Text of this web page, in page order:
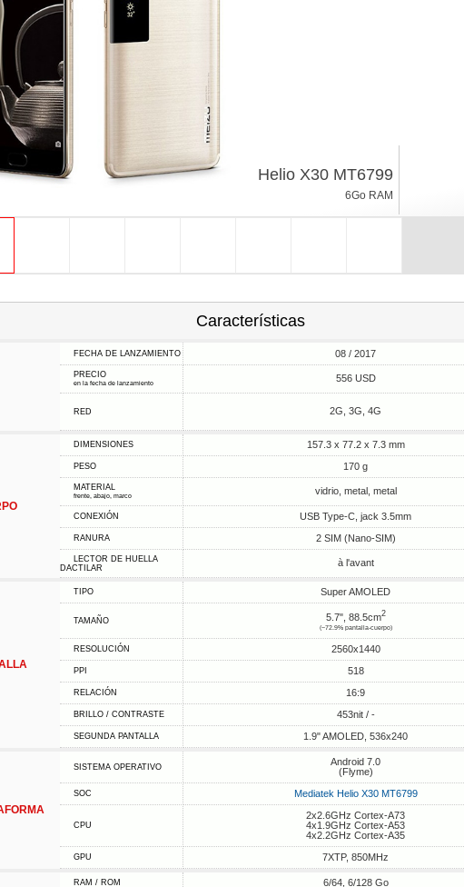
Helio X30 MT6799
6Go RAM
Características
FECHA DE LANZAMIENTO 08 / 2017
PRECIO
en la fecha de lanzamiento 556 USD
RED 2G, 3G, 4G
DIMENSIONES 157.3 x 77.2 x 7.3 mm
PESO 170 g
MATERIAL
frente, abajo, marco vidrio, metal, metal
CONEXIÓN USB Type-C, jack 3.5mm
RANURA 2 SIM (Nano-SIM)
LECTOR DE HUELLA
DACTILAR
à l'avant
TIPO Super AMOLED
TAMAÑO 5.7", 88.5cm2
(~72.9% pantalla-cuerpo)
RESOLUCIÓN 2560x1440
PPI 518
RELACIÓN 16:9
BRILLO / CONTRASTE 453nit / -
SEGUNDA PANTALLA 1.9" AMOLED, 536х240
SISTEMA OPERATIVO
Android 7.0
(Flyme)
SOC Mediatek Helio X30 MT6799
CPU
2x2.6GHz Cortex-A73
4x1.9GHz Cortex-A53
4x2.2GHz Cortex-A35
GPU 7XTP, 850MHz
RAM / ROM 6/64, 6/128 Go